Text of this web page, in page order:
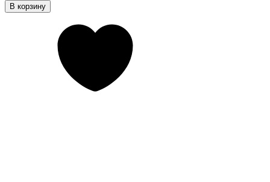
В корзину